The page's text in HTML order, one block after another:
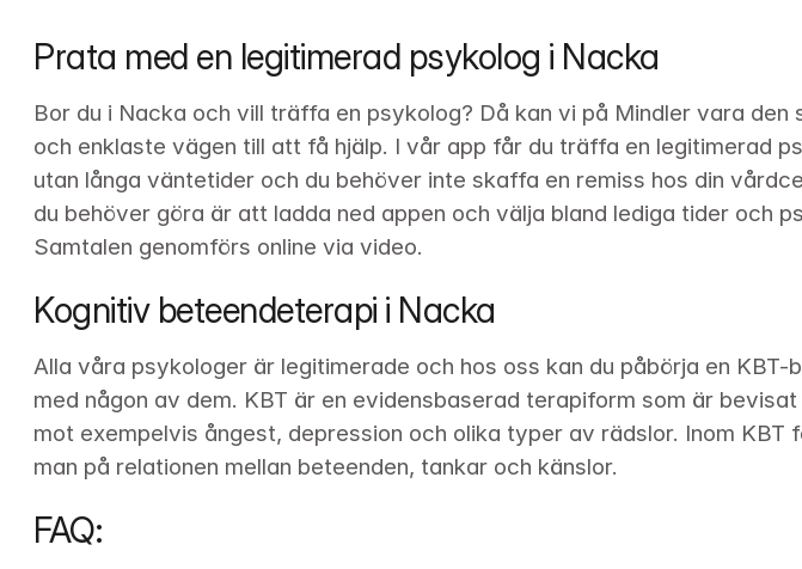
Prata med en legitimerad psykolog i Nacka
Bor du i Nacka och vill träffa en psykolog? Då kan vi på Mindler vara den
och enklaste vägen till att få hjälp. I vår app får du träffa en legitimerad
utan långa väntetider och du behöver inte skaffa en remiss hos din
du behöver göra är att ladda ned appen och välja bland lediga tider och
Samtalen genomförs online via video.
Kognitiv beteendeterapi i Nacka
Alla våra psykologer är legitimerade och hos oss kan du påbörja en KBT-
med någon av dem. KBT är en evidensbaserad terapiform som är
mot exempelvis ångest, depression och olika typer av rädslor. Inom KBT
man på relationen mellan beteenden, tankar och känslor.
FAQ: